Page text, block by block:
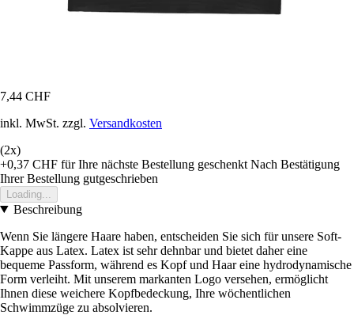
7,44 CHF
inkl. MwSt. zzgl. Versandkosten
(2x)
+0,37 CHF für Ihre nächste Bestellung geschenkt Nach Bestätigung
Ihrer Bestellung gutgeschrieben
Loading...
Beschreibung
Wenn Sie längere Haare haben, entscheiden Sie sich für unsere Soft-
Kappe aus Latex. Latex ist sehr dehnbar und bietet daher eine
bequeme Passform, während es Kopf und Haar eine hydrodynamische
Form verleiht. Mit unserem markanten Logo versehen, ermöglicht
Ihnen diese weichere Kopfbedeckung, Ihre wöchentlichen
Schwimmzüge zu absolvieren.